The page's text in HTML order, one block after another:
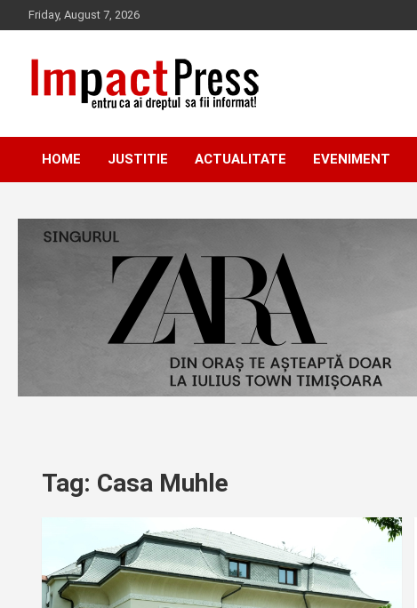
to
Friday, August 7, 2026
IMPACTPRESS
HOME JUSTITIE ACTUALITATE EVENIMENT
Tag: Casa Muhle